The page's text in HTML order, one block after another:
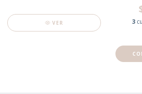
VER 3